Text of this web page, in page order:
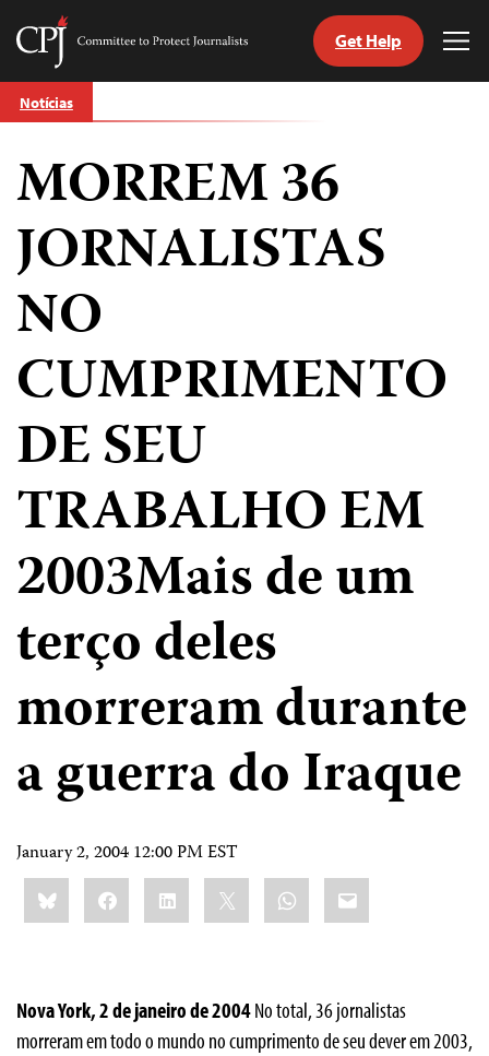
Skip
to
Committee
Journalists
Get Help
Notícias
MORREM 36
JORNALISTAS
NO
CUMPRIMENTO
DE SEU
TRABALHO EM
2003Mais de um
terço deles
morreram durante
a guerra do Iraque
January 2, 2004 12:00 PM EST
Share
this:BlueskyFacebookLinkedIn WhatsApp
Email
Nova York, 2 de janeiro de 2004 ­No total, 36 jornalistas
morreram em todo o mundo no cumprimento de seu dever em 2003,